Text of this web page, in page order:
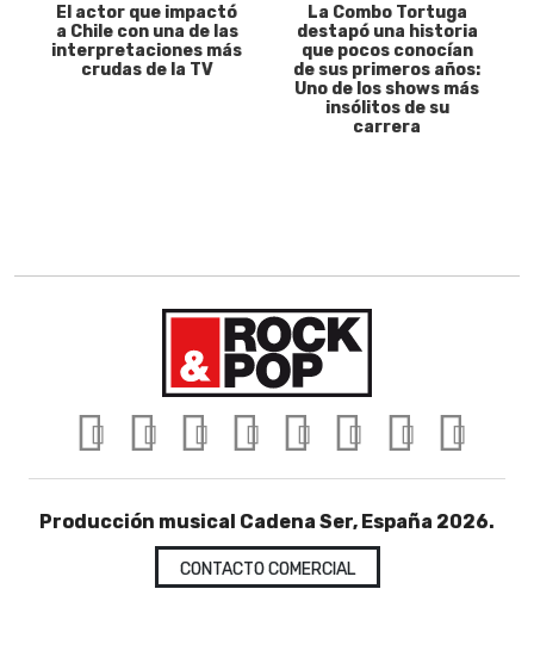
El actor que impactó
a Chile con una de las
interpretaciones más
crudas de la TV
La Combo Tortuga
destapó una historia
que pocos conocían
de sus primeros años:
Uno de los shows más
insólitos de su
carrera
Producción musical Cadena Ser, España 2026.
CONTACTO COMERCIAL